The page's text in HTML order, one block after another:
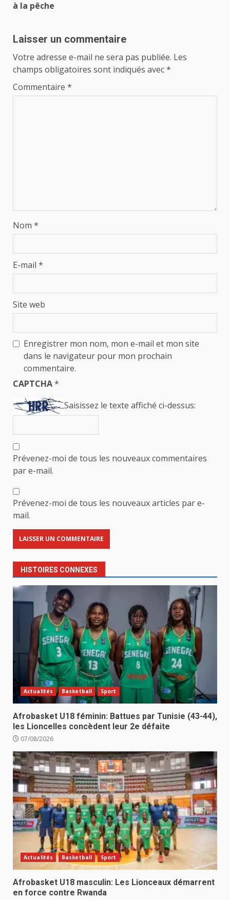
à la pêche
Laisser un commentaire
Votre adresse e-mail ne sera pas publiée. Les
champs obligatoires sont indiqués avec*
Commentaire *
Nom *
E-mail *
Site web
Enregistrer mon nom, mon e-mail et mon site
dans le navigateur pour mon prochain
commentaire.
CAPTCHA*
Saisissez le texte affiché ci-dessus:
Prévenez-moi de tous les nouveaux commentaires
par e-mail.
Prévenez-moi de tous les nouveaux articles par e-
mail.
HISTOIRES CONNEXES
Actualités Basketball Sport
Afrobasket U18 féminin: Battues par Tunisie (43-44),
les Lioncelles concèdent leur 2e défaite
07/08/2026
Actualités Basketball Sport
Afrobasket U18 masculin: Les Lionceaux démarrent
en force contre Rwanda